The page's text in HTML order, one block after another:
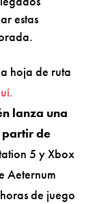
estas
hoja de ruta
lanza una
partir de
5 y Xbox
Aeternum
de juego